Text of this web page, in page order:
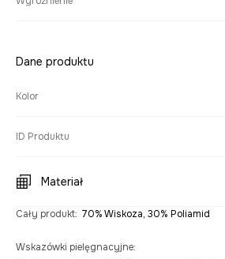
Dane produktu
Kolor
ID Produktu
Materiał
Cały produkt: 70% Wiskoza, 30% Poliamid
Wskazówki pielęgnacyjne: